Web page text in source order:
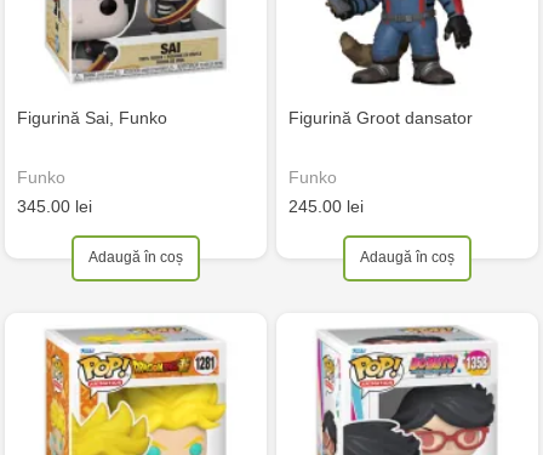
Figurină Sai, Funko
Funko
345.00 lei
Adaugă în coș
Figurină Groot dansator
Funko
245.00 lei
Adaugă în coș